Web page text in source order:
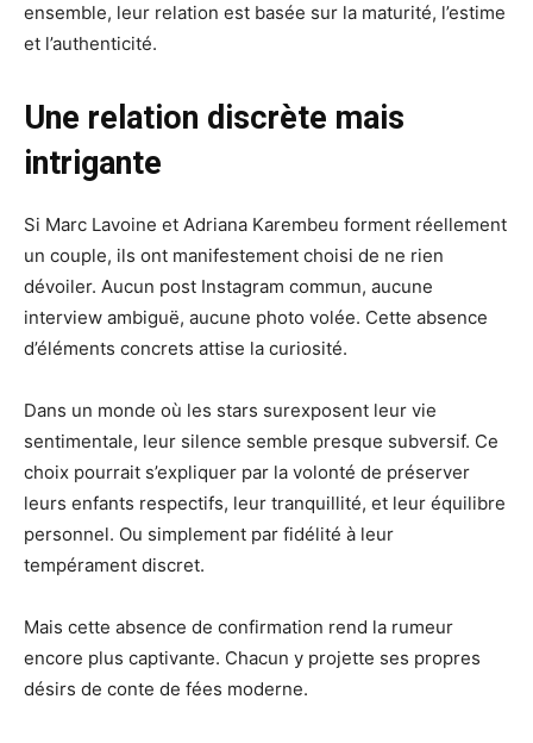
ensemble, leur relation est basée sur la maturité, l’estime
et l’authenticité.
Une relation discrète mais
intrigante
Si Marc Lavoine et Adriana Karembeu forment réellement
un couple, ils ont manifestement choisi de ne rien
dévoiler. Aucun post Instagram commun, aucune
interview ambiguë, aucune photo volée. Cette absence
d’éléments concrets attise la curiosité.
Dans un monde où les stars surexposent leur vie
sentimentale, leur silence semble presque subversif. Ce
choix pourrait s’expliquer par la volonté de préserver
leurs enfants respectifs, leur tranquillité, et leur équilibre
personnel. Ou simplement par fidélité à leur
tempérament discret.
Mais cette absence de confirmation rend la rumeur
encore plus captivante. Chacun y projette ses propres
désirs de conte de fées moderne.